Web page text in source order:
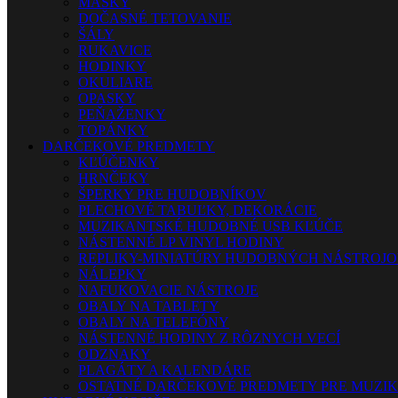
DOČASNÉ TETOVANIE
ŠÁLY
RUKAVICE
HODINKY
OKULIARE
OPASKY
PEŇAŽENKY
TOPÁNKY
DARČEKOVÉ PREDMETY
KĽÚČENKY
HRNČEKY
ŠPERKY PRE HUDOBNÍKOV
PLECHOVÉ TABUĽKY, DEKORÁCIE
MUZIKANTSKÉ HUDOBNÉ USB KĽÚČE
NÁSTENNÉ LP VINYL HODINY
REPLIKY-MINIATÚRY HUDOBNÝCH
NÁLEPKY
NAFUKOVACIE NÁSTROJE
OBALY NA TABLETY
OBALY NA TELEFÓNY
NÁSTENNÉ HODINY Z RÔZNYCH VECÍ
ODZNAKY
PLAGÁTY A KALENDÁRE
OSTATNÉ DARČEKOVÉ PREDMETY PRE